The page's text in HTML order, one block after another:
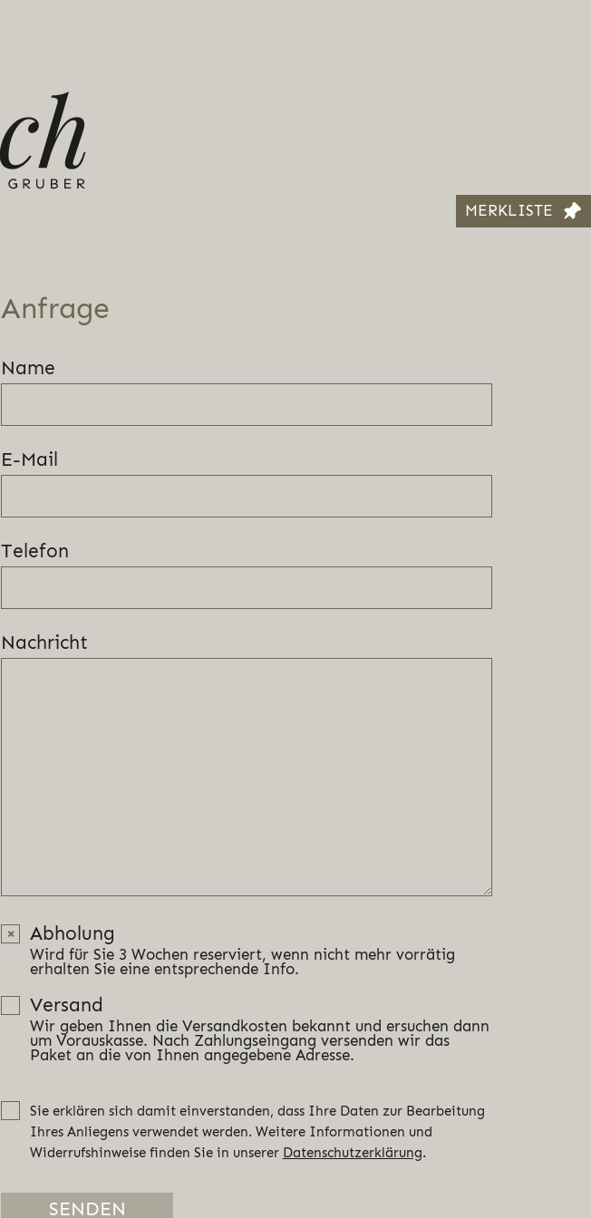
Anfrage
Name
E-Mail
Telefon
Nachricht
Abholung
Wird für Sie 3 Wochen reserviert, wenn nicht mehr vorrätig
erhalten Sie eine entsprechende Info.
Versand
Wir geben Ihnen die Versandkosten bekannt und ersuchen dann
um Vorauskasse. Nach Zahlungseingang versenden wir das
Paket an die von Ihnen angegebene Adresse.
Sie erklären sich damit einverstanden, dass Ihre Daten zur Bearbeitung
Ihres Anliegens verwendet werden. Weitere Informationen und
Widerrufshinweise finden Sie in unserer Datenschutzerklärung.
MERKLISTE